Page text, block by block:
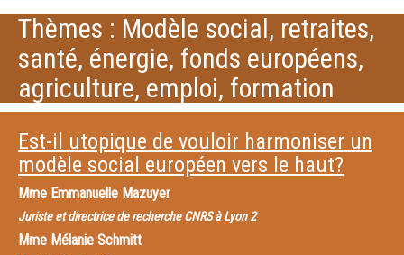
Thèmes : Modèle social, retraites,
santé, énergie, fonds européens,
agriculture, emploi, formation
Est-il utopique de vouloir harmoniser un
modèle social européen vers le haut?
Mme Emmanuelle Mazuyer
Juriste et directrice de recherche CNRS à Lyon 2
Mme Mélanie Schmitt